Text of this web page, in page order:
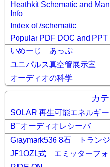
Heathkit Schematic and
Info
Index of /schematic
Popular PDF DOC and PPT
いめーじ あっぷ
ユニパルス真空管展示室
オーディオの科学
カ
SOLAR 再生可能エネルギー
BTオーディオレシーバ_
Graymark536 8石 トラン
JF1OZL式 エミッターフォ